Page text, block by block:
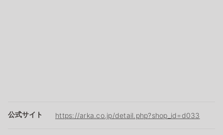
公式サイト https://arka.co.jp/detail.php?shop_id=d033